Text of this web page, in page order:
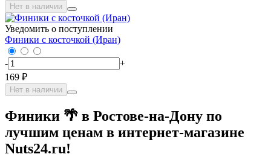
Нет в наличии
Уведомить о поступлении
Финики с косточкой (Иран)
-
+
169 ₽
Нет в наличии
Финики 🌴 в Ростове-на-Дону по
лучшим ценам в интернет-магазине
Nuts24.ru!